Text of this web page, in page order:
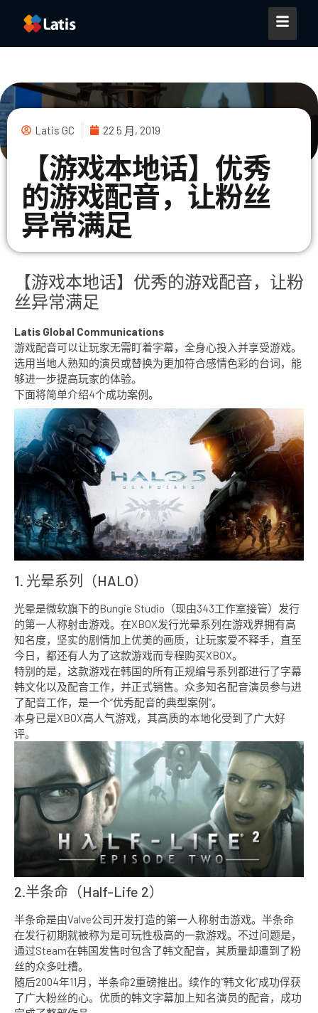
Latis GC 22 5 月, 2019
【游戏本地话】优秀
的游戏配音，让粉丝
异常满足
【游戏本地话】优秀的游戏配音，让粉
丝异常满足
Latis Global Communications
游戏配音可以让玩家无需盯着字幕，全身心投入并享受游戏。
选用当地人熟知的演员或替换为更加符合感情色彩的台词，能
够进一步提高玩家的体验。
下面将简单介绍4个成功案例。
1. 光晕系列（HALO）
光晕是微软旗下的Bungie Studio（现由343工作室接管）发行
的第一人称射击游戏。在XBOX发行光晕系列在游戏界拥有高
知名度，坚实的剧情加上优美的画质，让玩家爱不释手，直至
今日，都还有人为了这款游戏而专程购买XBOX。
特别的是，这款游戏在韩国的所有正规编号系列都进行了字幕
韩文化以及配音工作，并正式销售。众多知名配音演员参与进
了配音工作，是一个“优秀配音的典型案例”。
本身已是XBOX高人气游戏，其高质的本地化受到了广大好
评。
2.半条命（Half-Life 2）
半条命是由Valve公司开发打造的第一人称射击游戏。半条命
在发行初期就被称为是可玩性极高的一款游戏。不过问题是，
通过Steam在韩国发售时包含了韩文配音，其质量却遭到了粉
丝的众多吐槽。
随后2004年11月，半条命2重磅推出。续作的“韩文化”成功俘获
了广大粉丝的心。优质的韩文字幕加上知名演员的配音，成功